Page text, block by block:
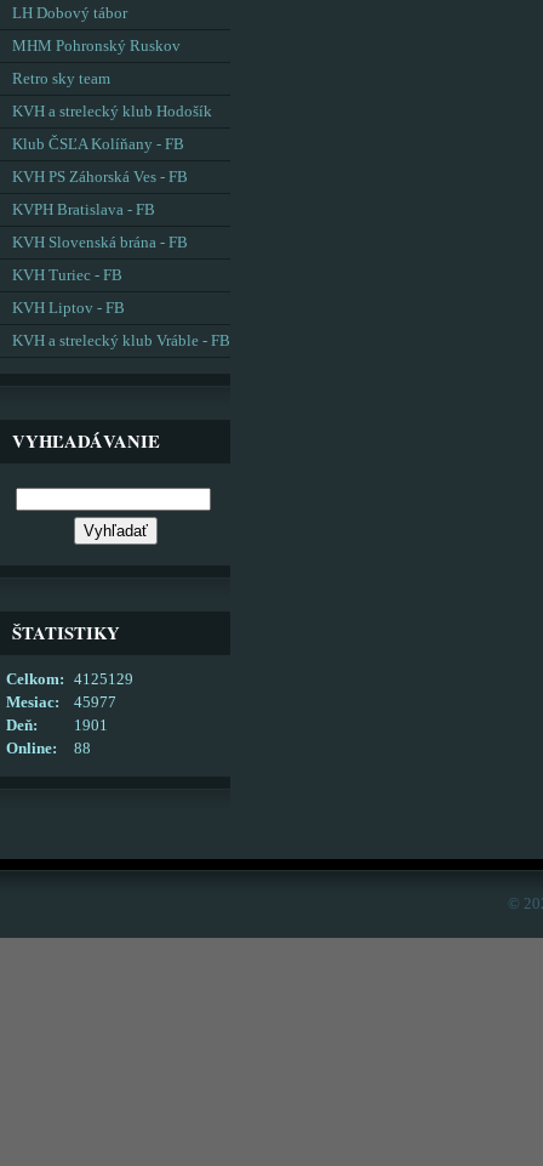
LH Dobový tábor
MHM Pohronský Ruskov
Retro sky team
KVH a strelecký klub Hodošík
Klub ČSĽA Kolíňany - FB
KVH PS Záhorská Ves - FB
KVPH Bratislava - FB
KVH Slovenská brána - FB
KVH Turiec - FB
KVH Liptov - FB
KVH a strelecký klub Vráble - FB
VYHĽADÁVANIE
ŠTATISTIKY
Online: 88
Celkom:
4125129
Mesiac:
45977
Deň:
1901
©